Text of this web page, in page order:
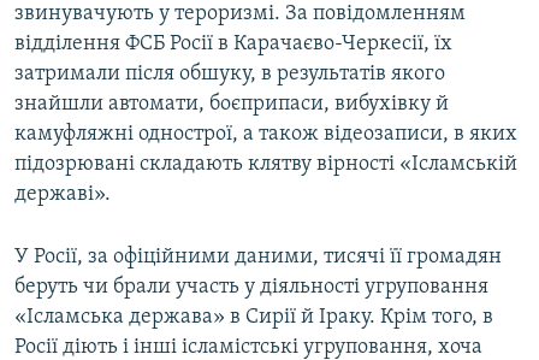
звинувачують у тероризмі. За повідомленням
відділення ФСБ Росії в Карачаєво-Черкесії, їх
затримали після обшуку, в результатів якого
знайшли автомати, боєприпаси, вибухівку й
камуфляжні однострої, а також відеозаписи, в яких
підозрювані складають клятву вірності «Ісламській
державі».
У Росії, за офіційними даними, тисячі її громадян
беруть чи брали участь у діяльності угруповання
«Ісламська держава» в Сирії й Іраку. Крім того, в
Росії діють і інші ісламістські угруповання, хоча